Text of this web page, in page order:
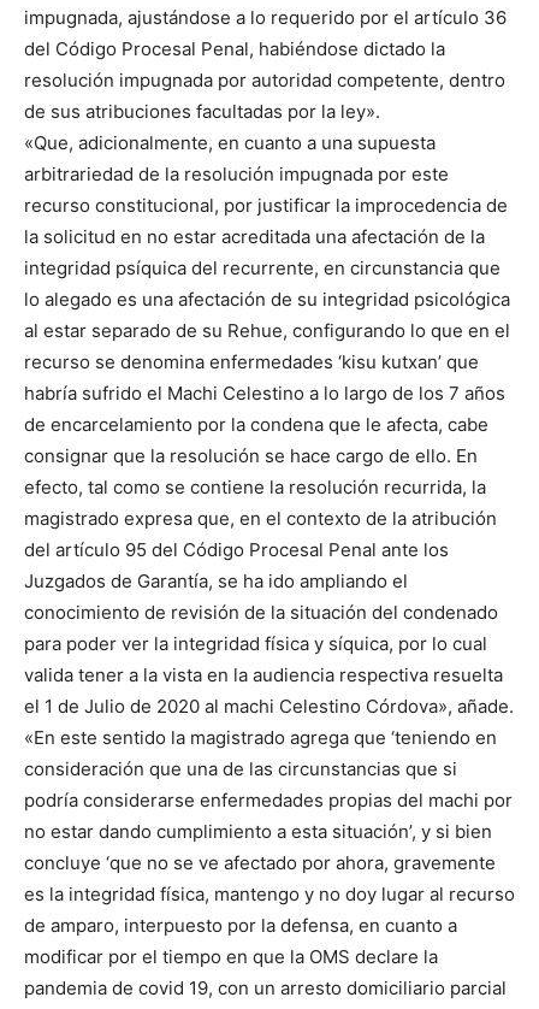
impugnada, ajustándose a lo requerido por el artículo 36
del Código Procesal Penal, habiéndose dictado la
resolución impugnada por autoridad competente, dentro
de sus atribuciones facultadas por la ley».
«Que, adicionalmente, en cuanto a una supuesta
arbitrariedad de la resolución impugnada por este
recurso constitucional, por justificar la improcedencia de
la solicitud en no estar acreditada una afectación de la
integridad psíquica del recurrente, en circunstancia que
lo alegado es una afectación de su integridad psicológica
al estar separado de su Rehue, configurando lo que en el
recurso se denomina enfermedades ‘kisu kutxan’ que
habría sufrido el Machi Celestino a lo largo de los 7 años
de encarcelamiento por la condena que le afecta, cabe
consignar que la resolución se hace cargo de ello. En
efecto, tal como se contiene la resolución recurrida, la
magistrado expresa que, en el contexto de la atribución
del artículo 95 del Código Procesal Penal ante los
Juzgados de Garantía, se ha ido ampliando el
conocimiento de revisión de la situación del condenado
para poder ver la integridad física y síquica, por lo cual
valida tener a la vista en la audiencia respectiva resuelta
el 1 de Julio de 2020 al machi Celestino Córdova», añade.
«En este sentido la magistrado agrega que ‘teniendo en
consideración que una de las circunstancias que si
podría considerarse enfermedades propias del machi por
no estar dando cumplimiento a esta situación’, y si bien
concluye ‘que no se ve afectado por ahora, gravemente
es la integridad física, mantengo y no doy lugar al recurso
de amparo, interpuesto por la defensa, en cuanto a
modificar por el tiempo en que la OMS declare la
pandemia de covid 19, con un arresto domiciliario parcial